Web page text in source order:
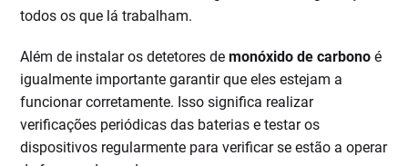
todos os que lá trabalham.
Além de instalar os detetores demonóxido de carbono é
igualmente importante garantir que eles estejam a
funcionar corretamente. Isso significa realizar
verificações periódicas das baterias e testar os
dispositivos regularmente para verificar se estão a operar